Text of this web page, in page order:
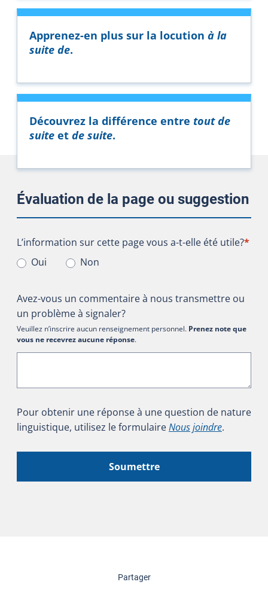
Apprenez-en plus sur la locution à la
suite de.
Découvrez la différence entre tout de
suite et de suite.
Évaluation de la page ou suggestion
L’information sur cette page vous a-t-elle été utile?
L’information sur cette page vous a-t-elle été utile?*
Oui
Non
Avez-vous un commentaire à nous transmettre ou
un problème à signaler?
Veuillez n’inscrire aucun renseignement personnel. Prenez note que
vous ne recevrez aucune réponse.
Pour obtenir une réponse à une question de nature
linguistique, utilisez le formulaireNous joindre.
Soumettre
Partagercette page